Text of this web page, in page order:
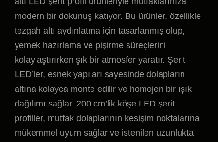
modern bir dokunuş katıyor. Bu ürünler, özellikle
tezgah altı aydınlatma için tasarlanmış olup,
yemek hazırlama ve pişirme süreçlerini
kolaylaştırırken şık bir atmosfer yaratır. Şerit
LED’ler, esnek yapıları sayesinde dolapların
altına kolayca monte edilir ve homojen bir ışık
dağılımı sağlar. 200 cm’lik köşe LED şerit
profiller, mutfak dolaplarının kesişim noktalarına
mükemmel uyum sağlar ve istenilen uzunlukta